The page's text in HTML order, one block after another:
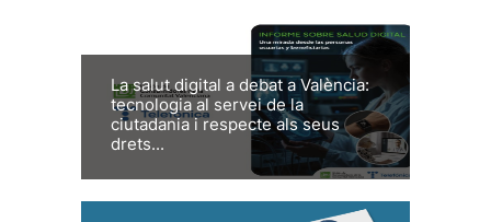
La salut digital a debat a València:
tecnologia al servei de la
ciutadania i respecte als seus
drets...